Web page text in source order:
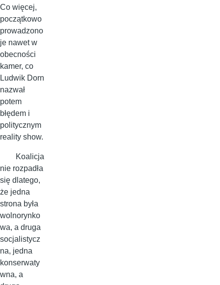
Co więcej,
początkowo
prowadzono
je nawet w
obecności
kamer, co
Ludwik Dorn
nazwał
potem
błędem i
politycznym
reality show.
Koalicja
nie rozpadła
się dlatego,
że jedna
strona była
wolnorynko
wa, a druga
socjalistycz
na, jedna
konserwaty
wna, a